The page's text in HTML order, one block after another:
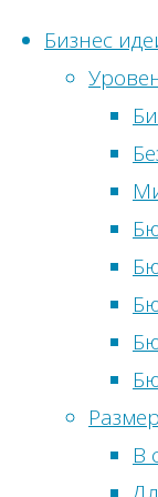
содержимому
Бизнес
В
в